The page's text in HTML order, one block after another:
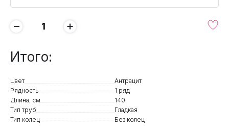
− +
Итого:
Цвет
Антрацит
Рядность
1 ряд
Длина, см
140
Тип труб
Гладкая
Тип колец
Без колец